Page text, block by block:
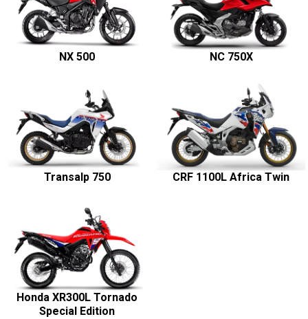
NX 500 NC 750X
Transalp 750 CRF 1100L Africa Twin
Honda XR300L Tornado
Special Edition